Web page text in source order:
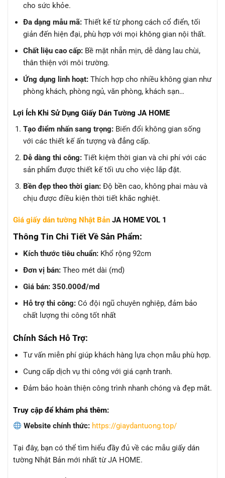
cho sức khỏe.
Đa dạng mẫu mã:Thiết kế từ phong cách cổ điển, tối
giản đến hiện đại, phù hợp với mọi không gian nội thất.
Chất liệu cao cấp:Bề mặt nhẵn mịn, dễ dàng lau chùi,
thân thiện với môi trường.
Ứng dụng linh hoạt:Thích hợp cho nhiều không gian như
phòng khách, phòng ngủ, văn phòng, khách sạn…
Lợi Ích Khi Sử Dụng Giấy Dán Tường JA HOME
Tạo điểm nhấn sang trọng:Biến đổi không gian sống
với các thiết kế ấn tượng và đẳng cấp.
Dễ dàng thi công:Tiết kiệm thời gian và chi phí với các
sản phẩm được thiết kế tối ưu cho việc lắp đặt.
Bền đẹp theo thời gian:Độ bền cao, không phai màu và
chịu được điều kiện thời tiết khắc nghiệt.
Giá giấy dán tường Nhật Bản JA HOME VOL 1
Thông Tin Chi Tiết Về Sản Phẩm:
Kích thước tiêu chuẩn:Khổ rộng 92cm
Đơn vị bán:Theo mét dài (md)
Giá bán: 350.000đ/md
Hỗ trợ thi công:Có đội ngũ chuyên nghiệp, đảm bảo
chất lượng thi công tốt nhất
Chính Sách Hỗ Trợ:
Tư vấn miễn phí giúp khách hàng lựa chọn mẫu phù hợp.
Cung cấp dịch vụ thi công với giá cạnh tranh.
Đảm bảo hoàn thiện công trình nhanh chóng và đẹp mắt.
Truy cập để khám phá thêm:
Website chính thức: https://giaydantuong.top/
Tại đây, bạn có thể tìm hiểu đầy đủ về các mẫu giấy dán
tường Nhật Bản mới nhất từ JA HOME.